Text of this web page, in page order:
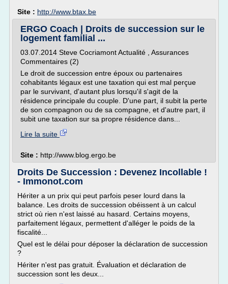
Site : http://www.btax.be
ERGO Coach | Droits de succession sur le
logement familial ...
03.07.2014 Steve Cocriamont Actualité , Assurances
Commentaires (2)
Le droit de succession entre époux ou partenaires
cohabitants légaux est une taxation qui est mal perçue
par le survivant, d'autant plus lorsqu'il s'agit de la
résidence principale du couple. D'une part, il subit la perte
de son compagnon ou de sa compagne, et d'autre part, il
subit une taxation sur sa propre résidence dans...
Lire la suite
Site : http://www.blog.ergo.be
Droits De Succession : Devenez Incollable !
- Immonot.com
Hériter a un prix qui peut parfois peser lourd dans la
balance. Les droits de succession obéissent à un calcul
strict où rien n'est laissé au hasard. Certains moyens,
parfaitement légaux, permettent d'alléger le poids de la
fiscalité...
Quel est le délai pour déposer la déclaration de succession
?
Hériter n'est pas gratuit. Évaluation et déclaration de
succession sont les deux...